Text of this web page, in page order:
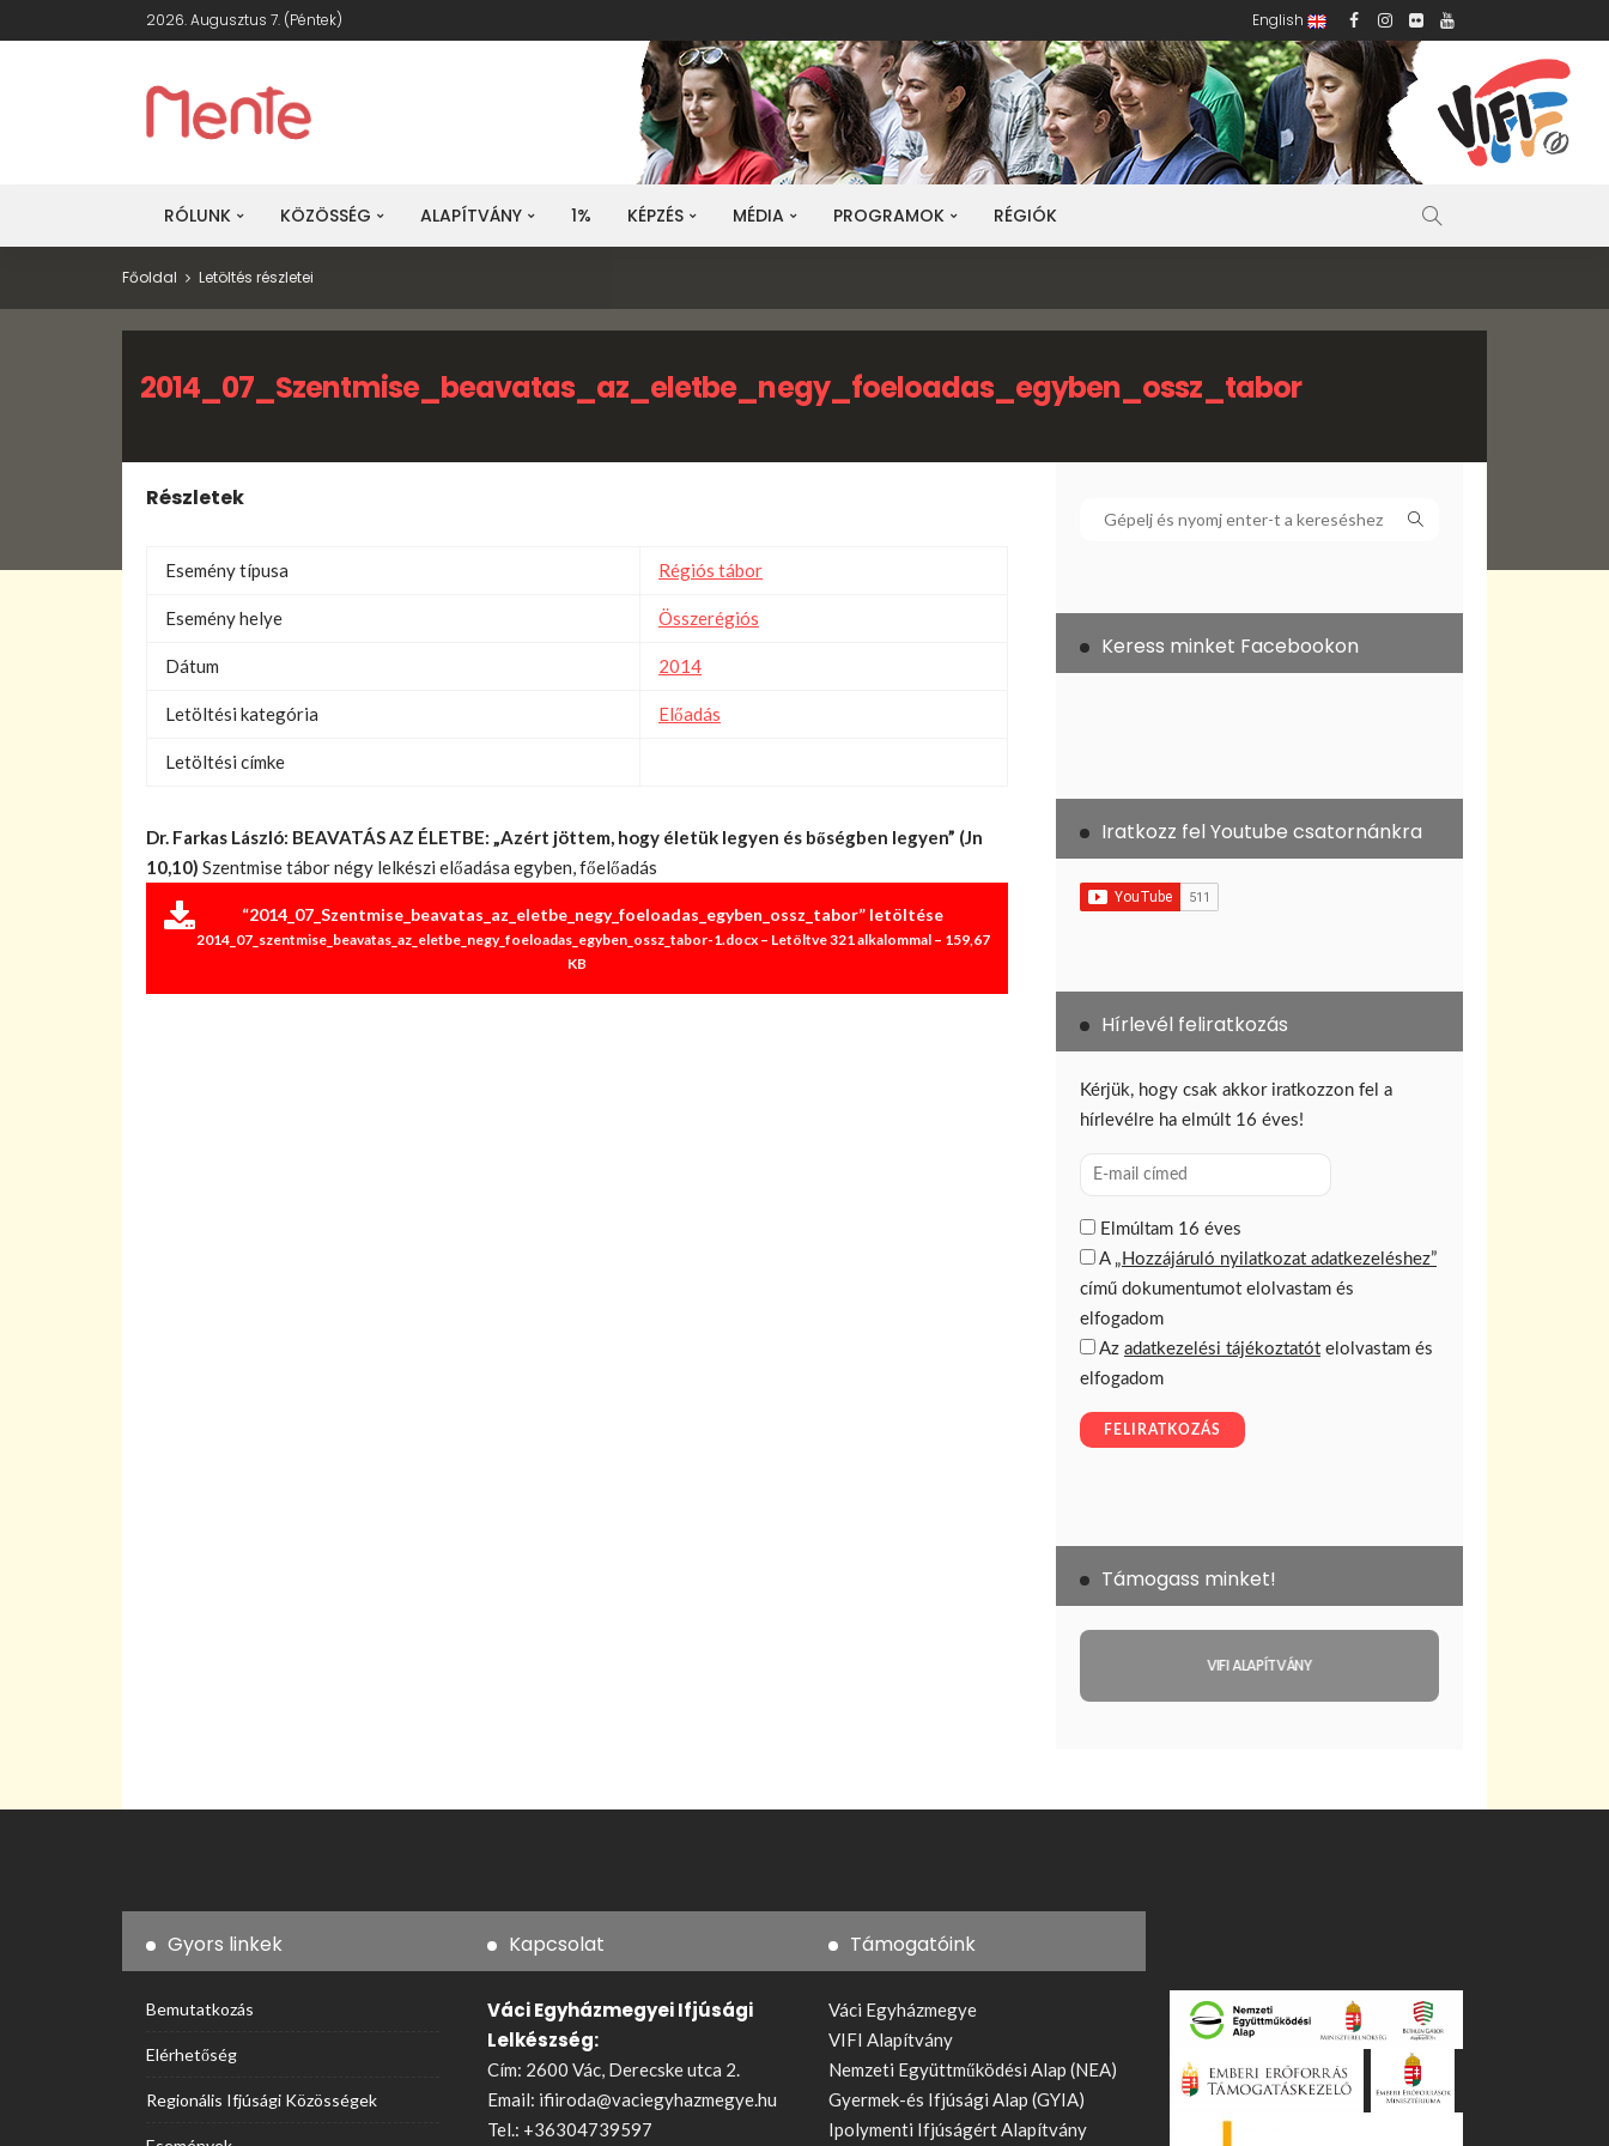
2026. Augusztus 7. (péntek) English
RÓLUNK KÖZÖSSÉG ALAPÍTVÁNY 1% KÉPZÉS MÉDIA PROGRAMOK RÉGIÓK
Főoldal Letöltés részletei
2014_07_Szentmise_beavatas_az_eletbe_negy_foeloadas_egyben_ossz_tabor
Részletek
Esemény típusa Régiós tábor
Esemény helye Összerégiós
Dátum 2014
Letöltési kategória Előadás
Letöltési címke
Dr. Farkas László: BEAVATÁS AZ ÉLETBE: „Azért jöttem, hogy életük legyen és bőségben legyen” (Jn
10,10) Szentmise tábor négy lelkészi előadása egyben, főelőadás
“2014_07_Szentmise_beavatas_az_eletbe_negy_foeloadas_egyben_ossz_tabor” letöltése
2014_07_szentmise_beavatas_az_eletbe_negy_foeloadas_egyben_ossz_tabor-1.docx – Letöltve 321 alkalommal – 159,67
KB
Keress minket Facebookon
Iratkozz fel Youtube csatornánkra
Hírlevél feliratkozás
Támogass minket!
VIFI ALAPÍTVÁNY
Gyors linkek
Bemutatkozás
Elérhetőség
Regionális Ifjúsági Közösségek
Kapcsolat
Váci Egyházmegyei Ifjúsági
Lelkészség:
Cím: 2600 Vác, Derecske utca 2.
Email: ifiiroda@vaciegyhazmegye.hu
Tel.: +36304739597
Támogatóink
Váci Egyházmegye
VIFI Alapítvány
Nemzeti Együttműködési Alap (NEA)
Gyermek-és Ifjúsági Alap (GYIA)
Ipolymenti Ifjúságért Alapítvány